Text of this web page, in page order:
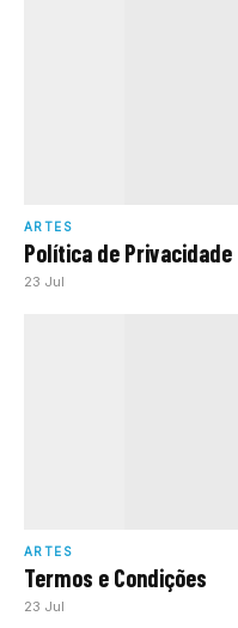
ARTES
Política de Privacidade
23 Jul
ARTES
Termos e Condições
23 Jul